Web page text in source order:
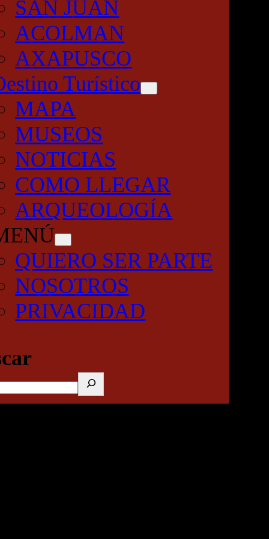
SAN JUAN
ACOLMAN
AXAPUSCO
Turístico
MAPA
MUSEOS
NOTICIAS
COMO LLEGAR
ARQUEOLOGÍA
QUIERO SER PARTE
NOSOTROS
PRIVACIDAD